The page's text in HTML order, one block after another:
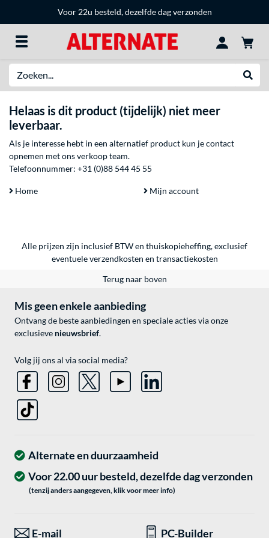
Voor 22u besteld, dezelfde dag verzonden
Helaas is dit product (tijdelijk) niet meer
leverbaar.
Als je interesse hebt in een alternatief product kun je contact
opnemen met ons verkoop team.
Telefoonnummer: +31 (0)88 544 45 55
Home Mijn account
Alle prijzen zijn inclusief BTW en thuiskopieheffing, exclusief
eventueleverzendkosten en transactiekosten
Terug naar boven
Mis geen enkele aanbieding
Ontvang de beste aanbiedingen en speciale acties via onze
exclusieve nieuwsbrief.
Volg jij ons al via social media?
Alternate en duurzaamheid
Voor 22.00 uur besteld, dezelfde dag verzonden
(tenzij anders aangegeven, klik voor meer info)
E-mail PC-Builder